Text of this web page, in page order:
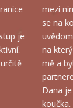
jsem
směr i
jsem